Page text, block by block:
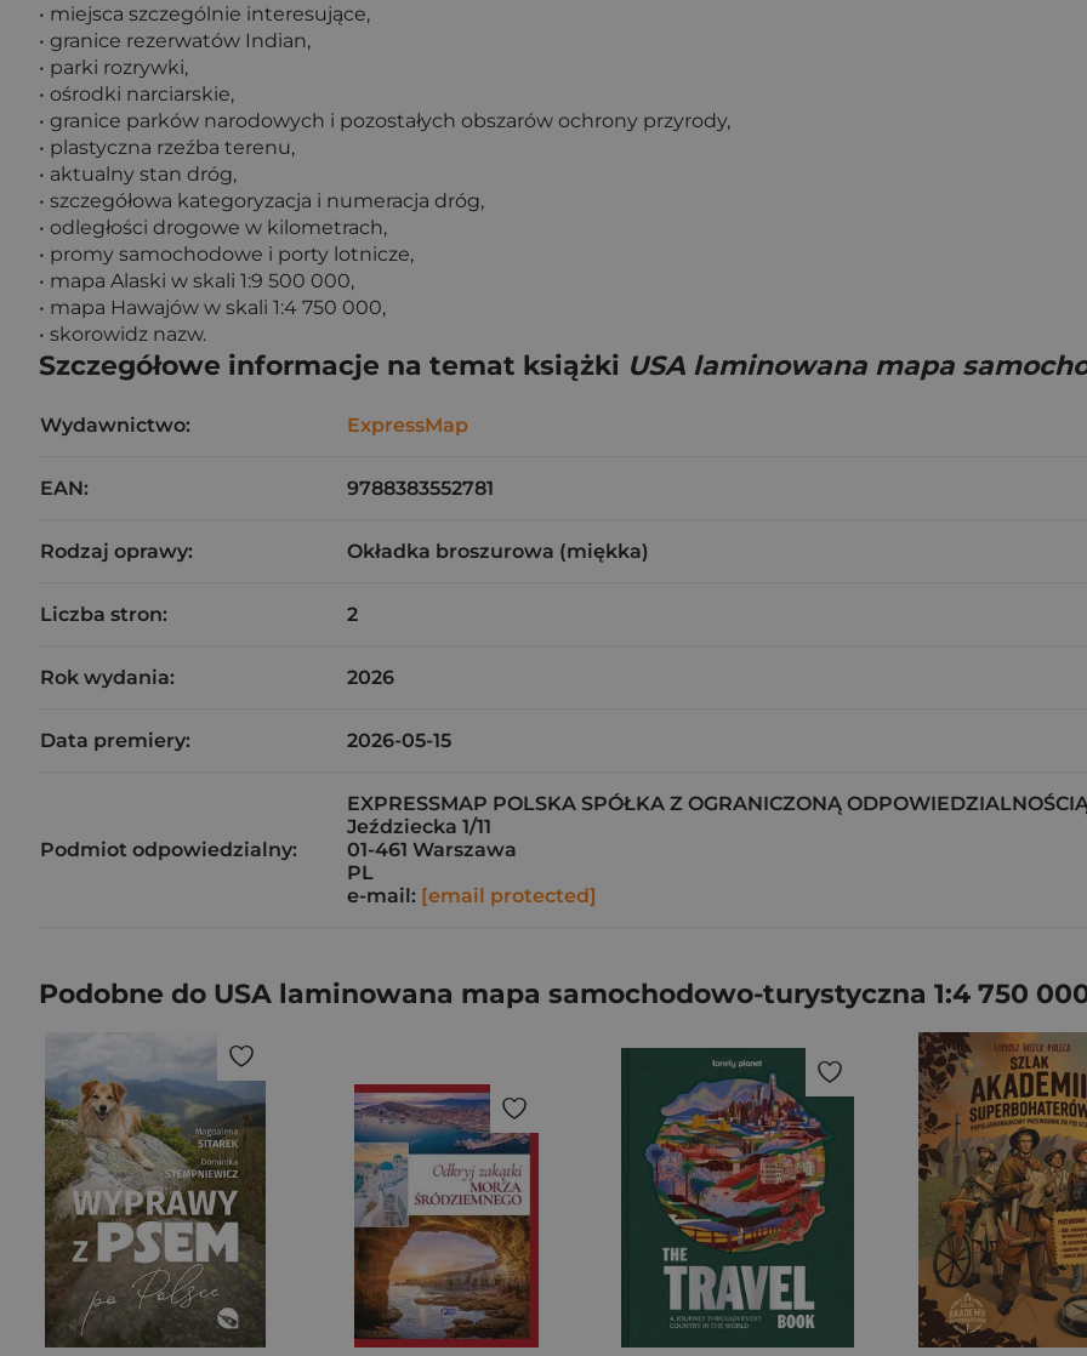
• miejsca szczególnie interesujące,
• granice rezerwatów Indian,
• parki rozrywki,
• ośrodki narciarskie,
• granice parków narodowych i pozostałych obszarów ochrony przyrody,
• plastyczna rzeźba terenu,
• aktualny stan dróg,
• szczegółowa kategoryzacja i numeracja dróg,
• odległości drogowe w kilometrach,
• promy samochodowe i porty lotnicze,
• mapa Alaski w skali 1:9 500 000,
• mapa Hawajów w skali 1:4 750 000,
• skorowidz nazw.
Szczegółowe informacje na temat książki USA laminowana mapa
Wydawnictwo: ExpressMap
EAN: 9788383552781
Rodzaj oprawy: Okładka broszurowa (miękka)
Liczba stron: 2
Rok wydania: 2026
Data premiery: 2026-05-15
Podmiot odpowiedzialny:
EXPRESSMAP POLSKA SPÓŁKA Z OGRANICZONĄ
Jeździecka 1/11
01-461 Warszawa
PL
e-mail: [email protected]
Podobne do USA laminowana mapa samochodowo-turystyczna 1:4 750